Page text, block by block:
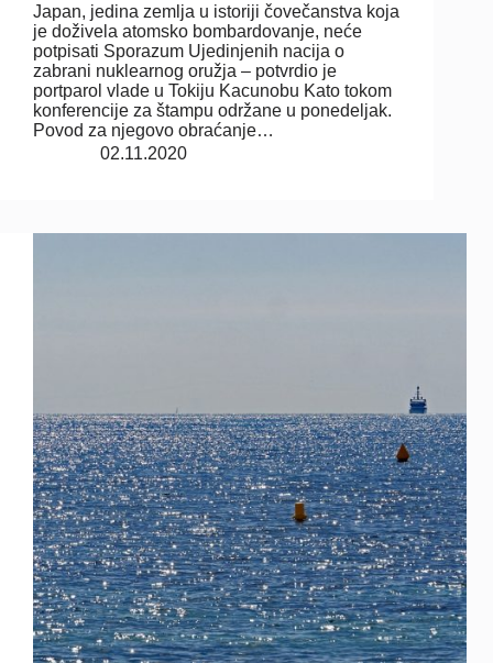
Japan, jedina zemlja u istoriji čovečanstva koja
je doživela atomsko bombardovanje, neće
potpisati Sporazum Ujedinjenih nacija o
zabrani nuklearnog oružja – potvrdio je
portparol vlade u Tokiju Kacunobu Kato tokom
konferencije za štampu održane u ponedeljak.
Povod za njegovo obraćanje…
02.11.2020